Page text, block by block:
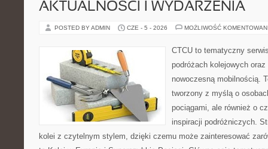
AKTUALNOŚCI I WYDARZENIA
POSTED BY ADMIN CZE - 5 - 2026 MOŻLIWOŚĆ
CTCU to tematyczny
podróżach kolejowych
nowoczesną mobilnością.
tworzony z myślą o
pociągami, ale również o
inspiracji podróżniczych.
kolei z czytelnym stylem, dzięki czemu może zainteresować